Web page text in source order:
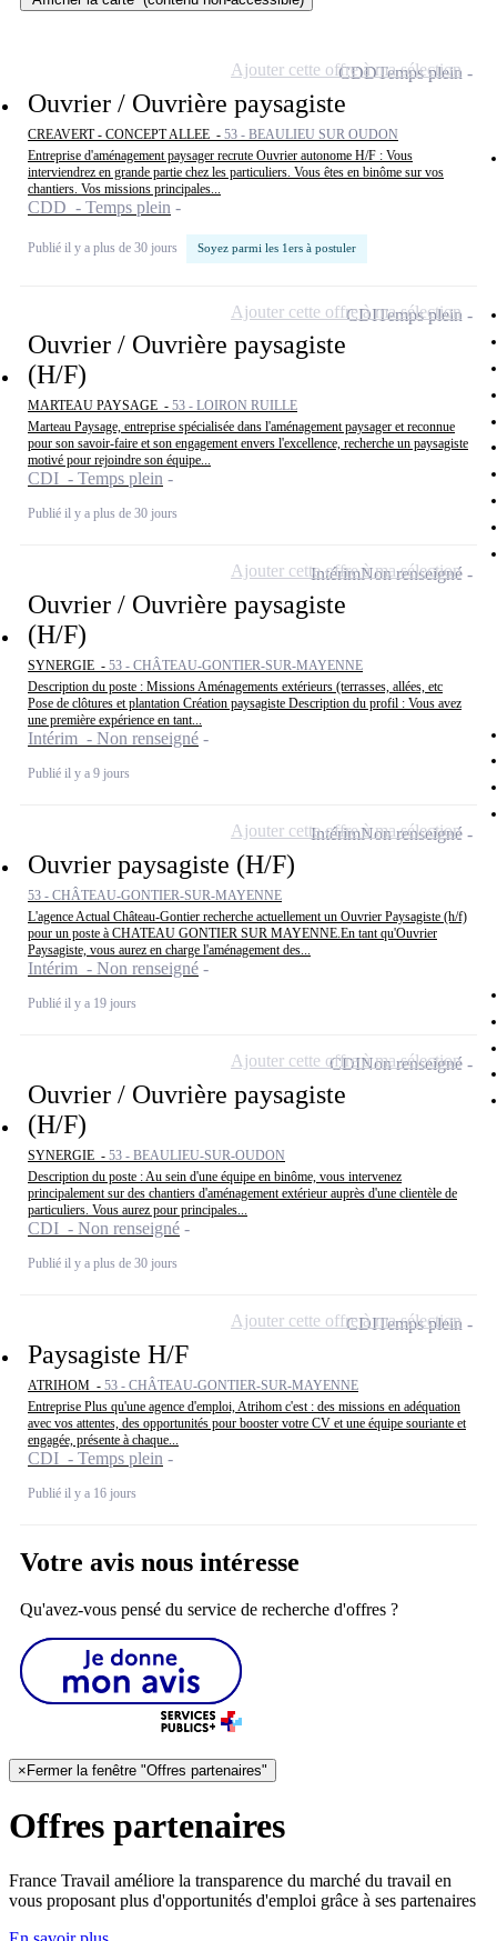
Ouvrier / Ouvrière paysagiste
CREAVERT - CONCEPT ALLEE - 53 - BEAULIEU SUR OUDON
Entreprise d'aménagement paysager recrute Ouvrier autonome H/F : Vous
interviendrez en grande partie chez les particuliers. Vous êtes en binôme sur vos
chantiers. Vos missions principales...
CDD - Temps plein
Publié il y a plus de 30 jours Soyez parmi les 1ers à postuler
CDDTemps plein
Ajouter cette offre à ma sélection
Ouvrier / Ouvrière paysagiste
(H/F)
MARTEAU PAYSAGE - 53 - LOIRON RUILLE
Marteau Paysage, entreprise spécialisée dans l'aménagement paysager et reconnue
pour son savoir-faire et son engagement envers l'excellence, recherche un paysagiste
motivé pour rejoindre son équipe...
CDI - Temps plein
Publié il y a plus de 30 jours
CDITemps plein
Ajouter cette offre à ma sélection
Ouvrier / Ouvrière paysagiste
(H/F)
SYNERGIE - 53 - CHÂTEAU-GONTIER-SUR-MAYENNE
Description du poste : Missions Aménagements extérieurs (terrasses, allées, etc
Pose de clôtures et plantation Création paysagiste Description du profil : Vous avez
une première expérience en tant...
Intérim - Non renseigné
Publié il y a 9 jours
IntérimNon renseigné
Ajouter cette offre à ma sélection
Ouvrier paysagiste (H/F)
53 - CHÂTEAU-GONTIER-SUR-MAYENNE
L'agence Actual Château-Gontier recherche actuellement un Ouvrier Paysagiste (h/f)
pour un poste à CHATEAU GONTIER SUR MAYENNE.En tant qu'Ouvrier
Paysagiste, vous aurez en charge l'aménagement des...
Intérim - Non renseigné
Publié il y a 19 jours
IntérimNon renseigné
Ajouter cette offre à ma sélection
Ouvrier / Ouvrière paysagiste
(H/F)
SYNERGIE - 53 - BEAULIEU-SUR-OUDON
Description du poste : Au sein d'une équipe en binôme, vous intervenez
principalement sur des chantiers d'aménagement extérieur auprès d'une clientèle de
particuliers. Vous aurez pour principales...
CDI - Non renseigné
Publié il y a plus de 30 jours
CDINon renseigné
Ajouter cette offre à ma sélection
Paysagiste H/F
ATRIHOM - 53 - CHÂTEAU-GONTIER-SUR-MAYENNE
Entreprise Plus qu'une agence d'emploi, Atrihom c'est : des missions en adéquation
avec vos attentes, des opportunités pour booster votre CV et une équipe souriante et
engagée, présente à chaque...
CDI - Temps plein
Publié il y a 16 jours
CDITemps plein
Ajouter cette offre à ma sélection
Votre avis nous intéresse
Qu'avez-vous pensé du service de recherche d'offres ?
× Fermer la fenêtre "Offres partenaires"
Offres partenaires
France Travail améliore la transparence du marché du travail en
vous proposant plus d'opportunités d'emploi grâce à ses partenaires